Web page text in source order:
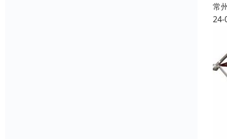
常
24-